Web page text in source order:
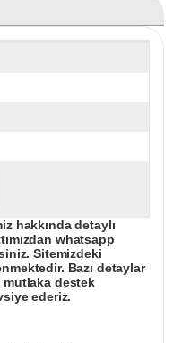
hakkında detaylı
whatsapp
Sitemizdeki
Bazı detaylar
mutlaka destek
ederiz.